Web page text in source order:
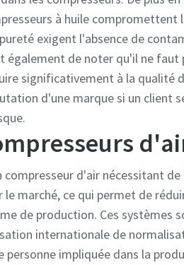
à huile compromettent
exigent l'absence de
de noter qu'il ne faut
significativement à la qualité
d'une marque si un client
d'air nécessitant
marché, ce qui permet de
de production. Ces systèmes
internationale de
impliquée dans la